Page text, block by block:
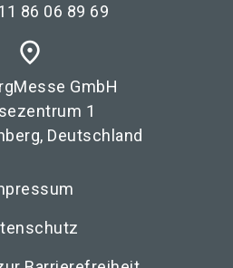
86 06 89 69
place
GmbH
1
Deutschland